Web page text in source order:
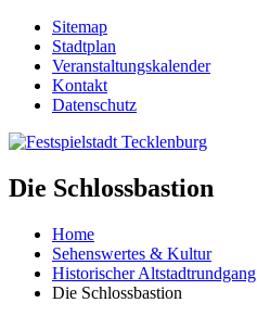
Sitemap
Stadtplan
Veranstaltungskalender
Kontakt
Datenschutz
Die Schlossbastion
Home
Sehenswertes & Kultur
Historischer Altstadtrundgang
Die Schlossbastion